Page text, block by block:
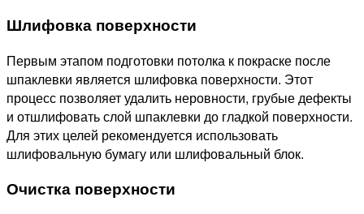
Шлифовка поверхности
Первым этапом подготовки потолка к покраске после
шпаклевки является шлифовка поверхности. Этот
процесс позволяет удалить неровности, грубые дефекты
и отшлифовать слой шпаклевки до гладкой поверхности.
Для этих целей рекомендуется использовать
шлифовальную бумагу или шлифовальный блок.
Очистка поверхности